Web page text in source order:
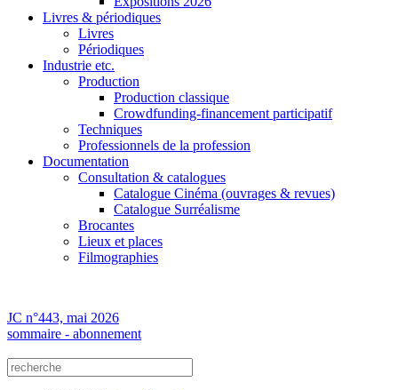
Livres & périodiques
Livres
Périodiques
Industrie etc.
Production
Production classique
Crowdfunding-financement participatif
Techniques
Professionnels de la profession
Documentation
Consultation & catalogues
Catalogue Cinéma (ouvrages & revues)
Catalogue Surréalisme
Brocantes
Lieux et places
Filmographies
JC n°443, mai 2026
sommaire - abonnement